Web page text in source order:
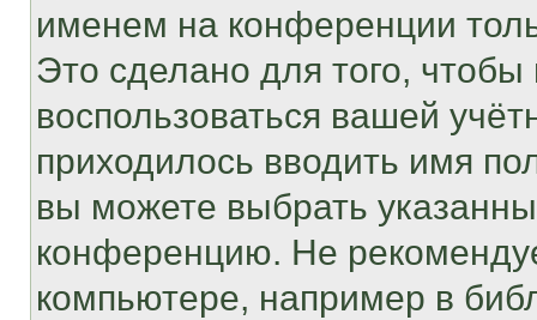
именем на конференции
Это сделано для того, чтобы
воспользоваться вашей
приходилось вводить имя
вы можете выбрать
конференцию. Не
компьютере, например в